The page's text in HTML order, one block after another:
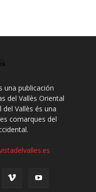
una publicación
del Vallès Oriental
Vallès és una
comarques del